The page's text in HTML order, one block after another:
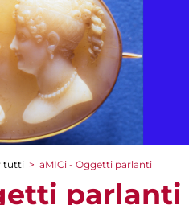
tutti > aMICi - Oggetti parlanti
parlanti